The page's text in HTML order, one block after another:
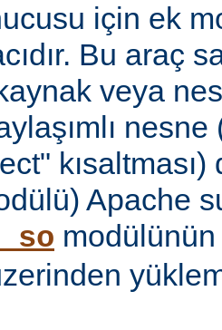
için ek
Bu araç
veya
Apache